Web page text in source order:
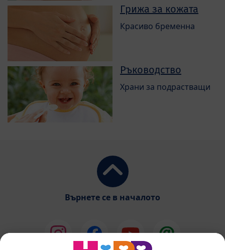
Грижа за кожата
Красиво бременна
Ръководство
Храни за подрастващи
Върнете се в началото